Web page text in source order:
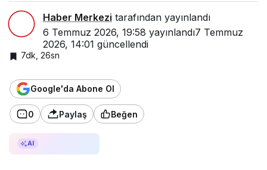
Haber Merkezi tarafından yayınlandı
6 Temmuz 2026, 19:58 yayınlandı7 Temmuz
2026, 14:01 güncellendi
7dk, 26sn
Google'da Abone Ol
0 Paylaş Beğen
AI